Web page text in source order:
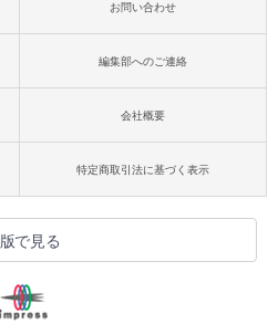
お問い合わせ
編集部へのご連絡
会社概要
特定商取引法に基づく表示
で見る